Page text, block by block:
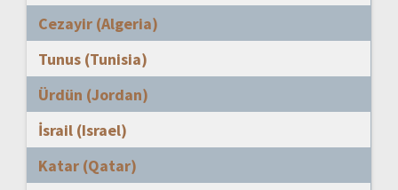
Cezayir (Algeria)
Tunus (Tunisia)
Ürdün (Jordan)
İsrail (Israel)
Katar (Qatar)